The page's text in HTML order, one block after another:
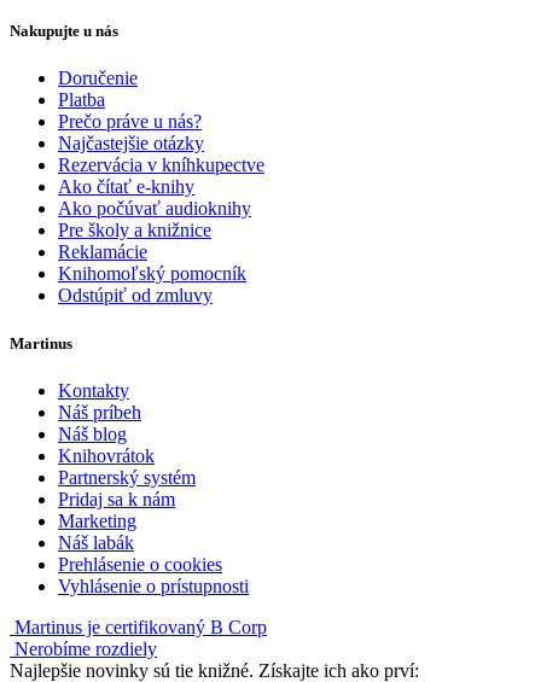
Nakupujte u nás
Doručenie
Platba
Prečo práve u nás?
Najčastejšie otázky
Rezervácia v kníhkupectve
Ako čítať e-knihy
Ako počúvať audioknihy
Pre školy a knižnice
Reklamácie
Knihomoľský pomocník
Odstúpiť od zmluvy
Martinus
Kontakty
Náš príbeh
Náš blog
Knihovrátok
Partnerský systém
Pridaj sa k nám
Marketing
Náš labák
Prehlásenie o cookies
Vyhlásenie o prístupnosti
Martinus je certifikovaný B Corp
Nerobíme rozdiely
Najlepšie novinky sú tie knižné. Získajte ich ako prví: